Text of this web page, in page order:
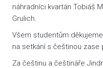
náhradníci kvartán Tobiáš
Grulich.
Všem studentům
na setkání s češtinou zase
Za češtinu a češtináře